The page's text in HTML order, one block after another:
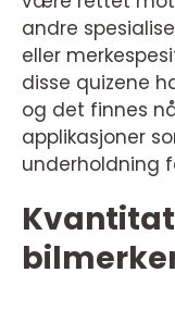
andre
eller
disse quizene
og det finnes
applikasjoner
underholdning